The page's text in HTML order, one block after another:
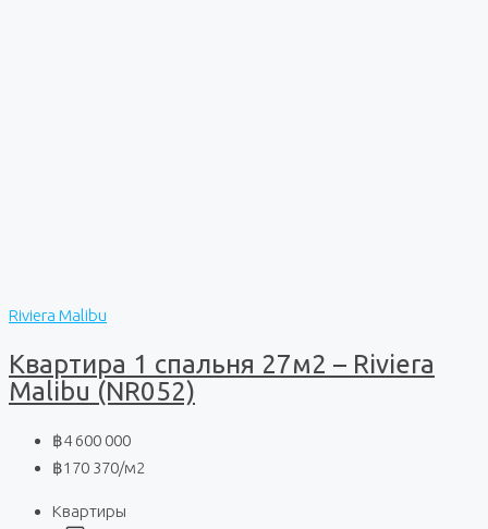
Riviera Malibu
Квартира 1 спальня 27м2 – Riviera
Malibu (NR052)
฿4 600 000
฿170 370/м2
Квартиры